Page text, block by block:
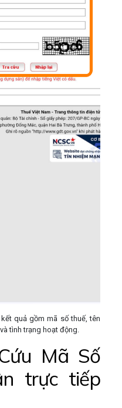
quả gồm mã số thuế, tên
tình trạng hoạt động.
Mã Số
trực tiếp